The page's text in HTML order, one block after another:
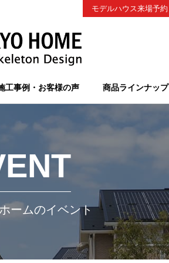
工事例・お客様の声 商品ラインナップ
モデルハウス来場予約
ームのイベント